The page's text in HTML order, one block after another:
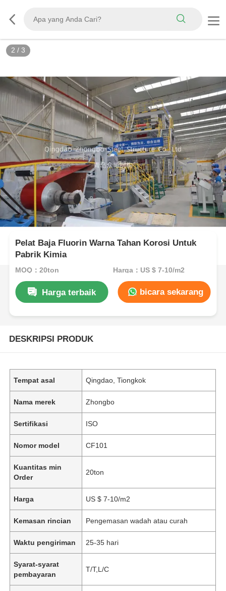
2 / 3
Pelat Baja Fluorin Warna Tahan Korosi Untuk
Pabrik Kimia
MOQ：20ton Harga：US $ 7-10/m2
Harga terbaik bicara sekarang
DESKRIPSI PRODUK
Tempat asal Qingdao, Tiongkok
Nama merek Zhongbo
Sertifikasi ISO
Nomor model CF101
Kuantitas min
Order
20ton
Harga US $ 7-10/m2
Kemasan rincian Pengemasan wadah atau curah
Waktu pengiriman 25-35 hari
Syarat-syarat
pembayaran
T/T,L/C